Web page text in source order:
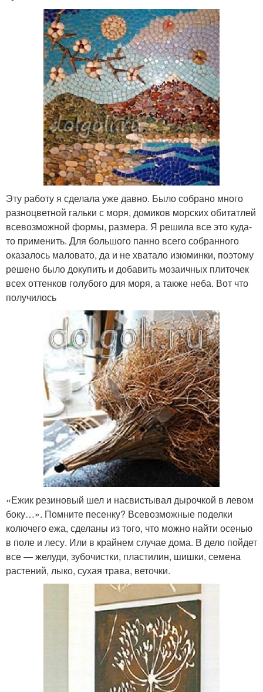
Эту работу я сделала уже давно. Было собрано много
разноцветной гальки с моря, домиков морских обитатлей
всевозможной формы, размера. Я решила все это куда-
то применить. Для большого панно всего собранного
оказалось маловато, да и не хватало изюминки, поэтому
решено было докупить и добавить мозаичных плиточек
всех оттенков голубого для моря, а также неба. Вот что
получилось
«Ежик резиновый шел и насвистывал дырочкой в левом
боку…». Помните песенку? Всевозможные поделки
колючего ежа, сделаны из того, что можно найти осенью
в поле и лесу. Или в крайнем случае дома. В дело пойдет
все — желуди, зубочистки, пластилин, шишки, семена
растений, лыко, сухая трава, веточки.